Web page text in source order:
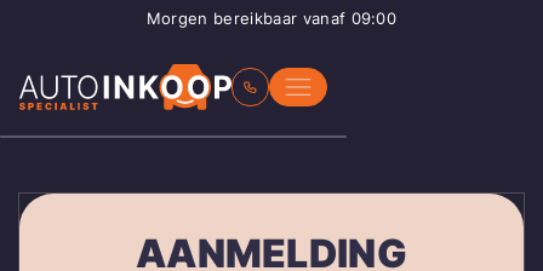
Morgen bereikbaar vanaf 09:00
AANMELDING